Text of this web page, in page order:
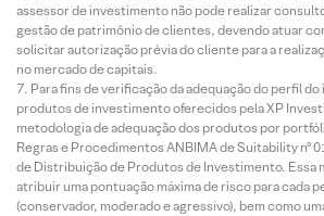
assessor de investimento não pode realizar
gestão de patrimônio de clientes, devendo atuar
solicitar autorização prévia do cliente para a
no mercado de capitais.
Para fins de verificação da adequação do perfil
produtos de investimento oferecidos pela XP
metodologia de adequação dos produtos por
Regras e Procedimentos ANBIMA de Suitability nº
de Distribuição de Produtos de Investimento. Essa
atribuir uma pontuação máxima de risco para cada
(conservador, moderado e agressivo), bem como